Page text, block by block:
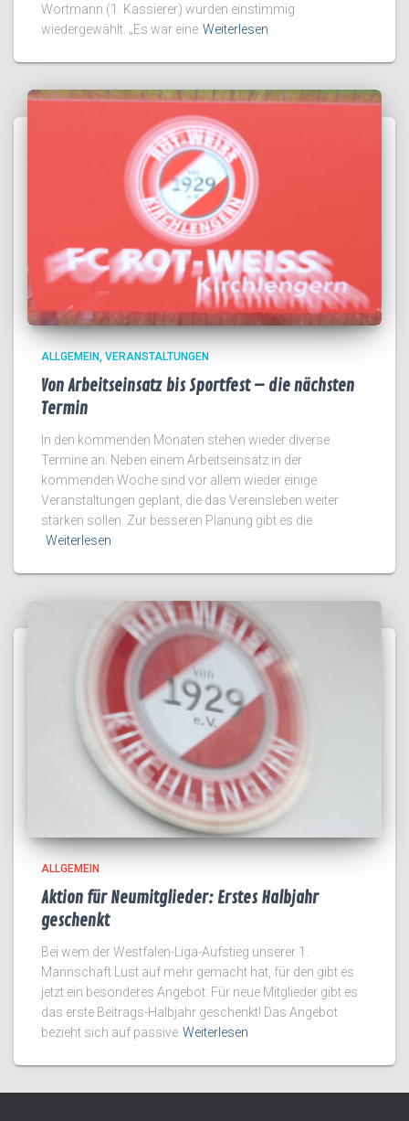
Wortmann (1. Kassierer) wurden einstimmig
wiedergewählt. „Es war eine Weiterlesen
ALLGEMEIN VERANSTALTUNGEN
Von Arbeitseinsatz bis Sportfest – die nächsten
Termin
In den kommenden Monaten stehen wieder diverse
Termine an. Neben einem Arbeitseinsatz in der
kommenden Woche sind vor allem wieder einige
Veranstaltungen geplant, die das Vereinsleben weiter
stärken sollen. Zur besseren Planung gibt es die
Weiterlesen
ALLGEMEIN
Aktion für Neumitglieder: Erstes Halbjahr
geschenkt
Bei wem der Westfalen-Liga-Aufstieg unserer 1.
Mannschaft Lust auf mehr gemacht hat, für den gibt es
jetzt ein besonderes Angebot: Für neue Mitglieder gibt es
das erste Beitrags-Halbjahr geschenkt! Das Angebot
bezieht sich auf passive Weiterlesen